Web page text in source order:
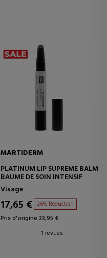
MARTIDERM
PLATINUM LIP SUPREME BALM
BAUME DE SOIN INTENSIF
Visage
17,65 € 26% Réduction
Prix d'origine 23,95 €
1 revues